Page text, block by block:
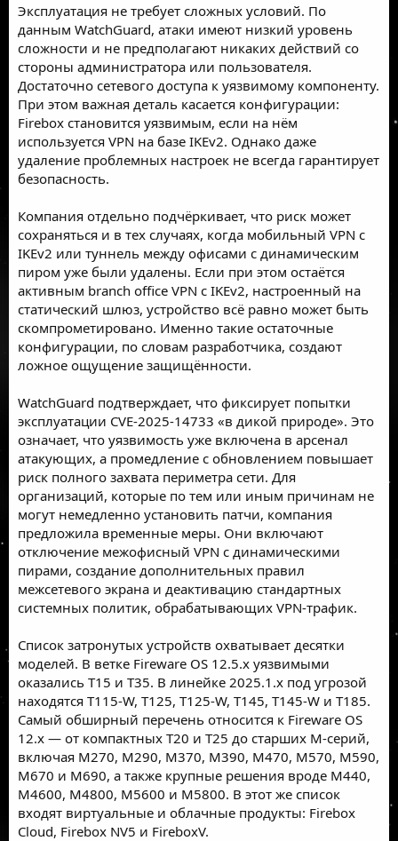
Эксплуатация не требует сложных условий. По
данным WatchGuard, атаки имеют низкий уровень
сложности и не предполагают никаких действий со
стороны администратора или пользователя.
Достаточно сетевого доступа к уязвимому компоненту.
При этом важная деталь касается конфигурации:
Firebox становится уязвимым, если на нём
используется VPN на базе IKEv2. Однако даже
удаление проблемных настроек не всегда гарантирует
безопасность.
Компания отдельно подчёркивает, что риск может
сохраняться и в тех случаях, когда мобильный VPN с
IKEv2 или туннель между офисами с динамическим
пиром уже были удалены. Если при этом остаётся
активным branch office VPN с IKEv2, настроенный на
статический шлюз, устройство всё равно может быть
скомпрометировано. Именно такие остаточные
конфигурации, по словам разработчика, создают
ложное ощущение защищённости.
WatchGuard подтверждает, что фиксирует попытки
эксплуатации CVE-2025-14733 «в дикой природе». Это
означает, что уязвимость уже включена в арсенал
атакующих, а промедление с обновлением повышает
риск полного захвата периметра сети. Для
организаций, которые по тем или иным причинам не
могут немедленно установить патчи, компания
предложила временные меры. Они включают
отключение межофисный VPN с динамическими
пирами, создание дополнительных правил
межсетевого экрана и деактивацию стандартных
системных политик, обрабатывающих VPN-трафик.
Список затронутых устройств охватывает десятки
моделей. В ветке Fireware OS 12.5.x уязвимыми
оказались T15 и T35. В линейке 2025.1.x под угрозой
находятся T115-W, T125, T125-W, T145, T145-W и T185.
Самый обширный перечень относится к Fireware OS
12.x — от компактных T20 и T25 до старших M-серий,
включая M270, M290, M370, M390, M470, M570, M590,
M670 и M690, а также крупные решения вроде M440,
M4600, M4800, M5600 и M5800. В этот же список
входят виртуальные и облачные продукты: Firebox
Cloud, Firebox NV5 и FireboxV.